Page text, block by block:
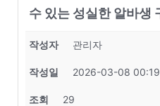
수 있는 성실한 알바생
작성자 관리자
작성일 2026-03-08 00:19
조회 29